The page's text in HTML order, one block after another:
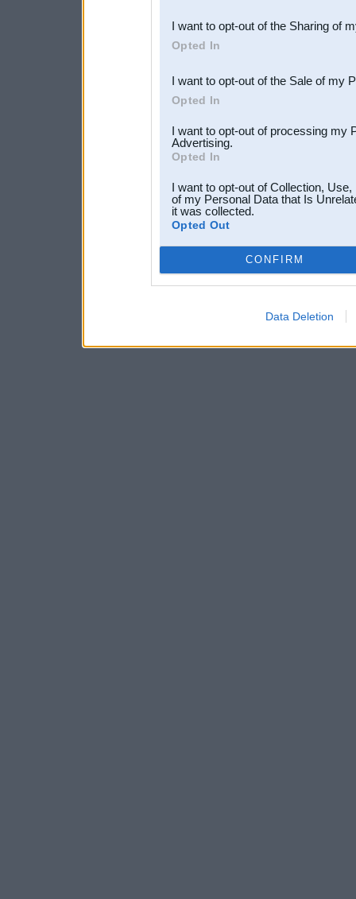
Downstream Participants
third parties.
I want to opt-out of the Sharing of
Opted In
I want to opt-out of the Sale of my
Opted In
I want to opt-out of processing my
Advertising.
Opted In
I want to opt-out of Collection,
of my Personal Data that Is
it was collected.
Opted Out
CONFIRM
Data Deletion